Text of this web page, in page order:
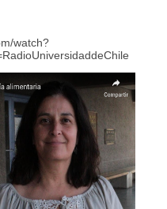
watch?